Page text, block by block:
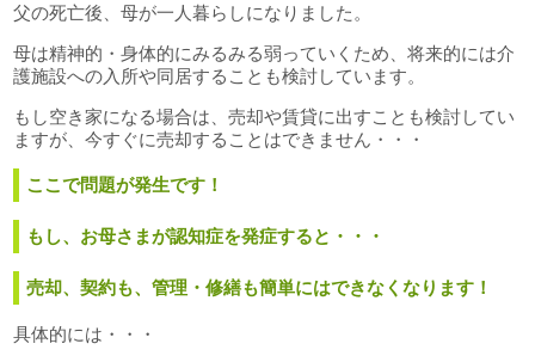
父の死亡後、母が一人暮らしになりました。
母は精神的・身体的にみるみる弱っていくため、将来的には介
護施設への入所や同居することも検討しています。
もし空き家になる場合は、売却や賃貸に出すことも検討してい
ますが、今すぐに売却することはできません・・・
ここで問題が発生です！
もし、お母さまが認知症を発症すると・・・
売却、契約も、管理・修繕も簡単にはできなくなります！
具体的には・・・